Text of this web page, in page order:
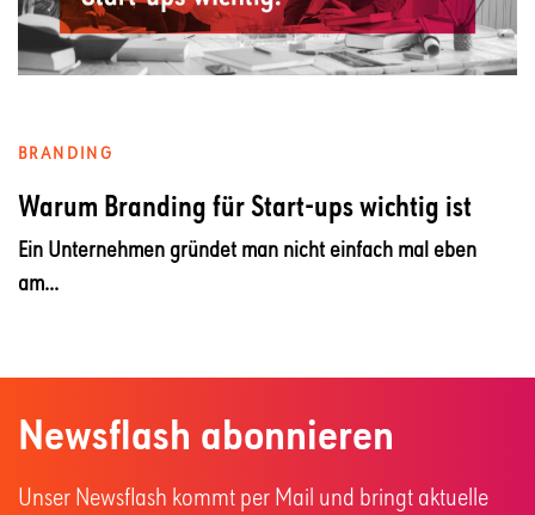
BRANDING
Warum Branding für Start-ups wichtig ist
Ein Unternehmen gründet man nicht einfach mal eben
am...
Newsflash abonnieren
Unser Newsflash kommt per Mail und bringt aktuelle